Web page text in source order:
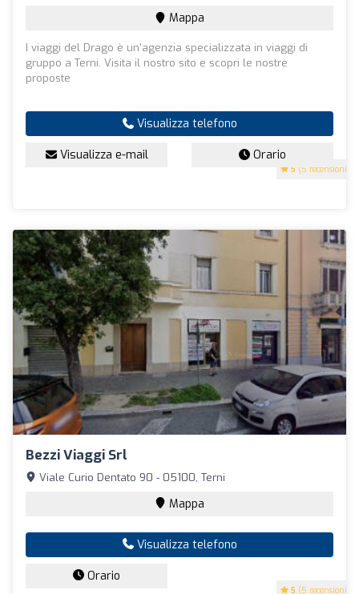
5 (5 recensioni)
Mappa
I viaggi del Drago è un'agenzia specializzata in viaggi di
gruppo a Terni. Visita il nostro sito e scopri le nostre
proposte
Visualizza telefono
Visualizza e-mail Orario
Bezzi Viaggi Srl
5 (5 recensioni)
Viale Curio Dentato 90 - 05100, Terni
Mappa
Visualizza telefono
Orario